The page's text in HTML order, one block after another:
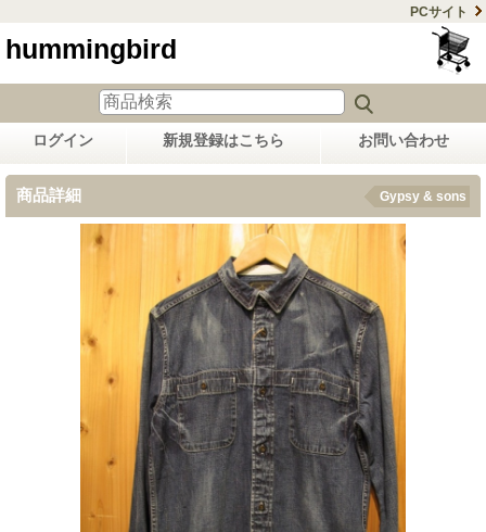
PCサイト
hummingbird
ログイン 新規登録はこちら お問い合わせ
商品詳細 Gypsy & sons